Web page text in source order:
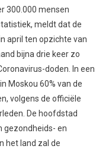
300.000 mensen
meldt dat de
april ten opzichte van
bijna drie keer zo
doden. In een
Moskou 60% van de
volgens de officiële
De hoofdstad
gezondheids- en
het land zal de